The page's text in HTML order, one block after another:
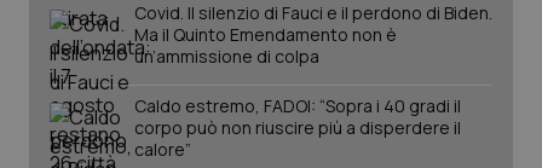
Covid. Il silenzio di Fauci e il perdono di Biden.
Ma il Quinto Emendamento non è
un’ammissione di colpa
Caldo estremo, FADOI: “Sopra i 40 gradi il
corpo può non riuscire più a disperdere il
calore”
PHPSESSID
PHP.net
www.quotidianosanita.it